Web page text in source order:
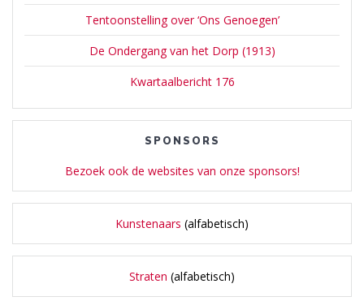
Tentoonstelling over ‘Ons Genoegen’
De Ondergang van het Dorp (1913)
Kwartaalbericht 176
SPONSORS
Bezoek ook de websites van onze sponsors!
Kunstenaars (alfabetisch)
Straten (alfabetisch)